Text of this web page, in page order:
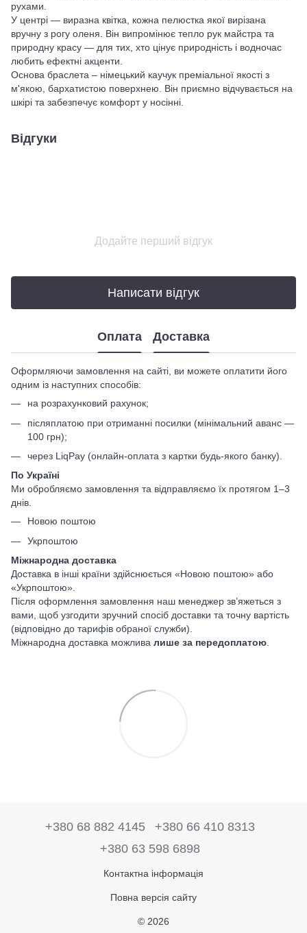
рухами.
У центрі — виразна квітка, кожна пелюстка якої вирізана
вручну з рогу оленя. Він випромінює тепло рук майстра та
природну красу — для тих, хто цінує природність і водночас
любить ефектні акценти.
Основа браслета – німецький каучук преміальної якості з
м'якою, бархатистою поверхнею. Він приємно відчувається на
шкірі та забезпечує комфорт у носінні.
Відгуки
Додайте перший відгук
Написати відгук
Оплата Доставка
Оформляючи замовлення на сайті, ви можете оплатити його
одним із наступних способів:
на розрахунковий рахунок;
післяплатою при отриманні посилки (мінімальний аванс —
100 грн);
через LiqPay (онлайн-оплата з картки будь-якого банку).
По Україні
Ми обробляємо замовлення та відправляємо їх протягом 1–3
днів.
Новою поштою
Укрпоштою
Міжнародна доставка
Доставка в інші країни здійснюється «Новою поштою» або
«Укрпоштою».
Після оформлення замовлення наш менеджер зв’яжеться з
вами, щоб узгодити зручний спосіб доставки та точну вартість
(відповідно до тарифів обраної служби).
Міжнародна доставка можлива лише за передоплатою
+380 68 882 4145
+380 66 410 8313
+380 63 598 6898
Контактна інформація
Повна версія сайту
© 2026